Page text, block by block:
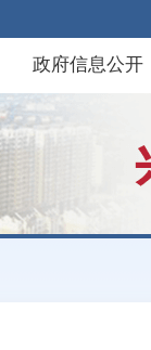
政府信息公开